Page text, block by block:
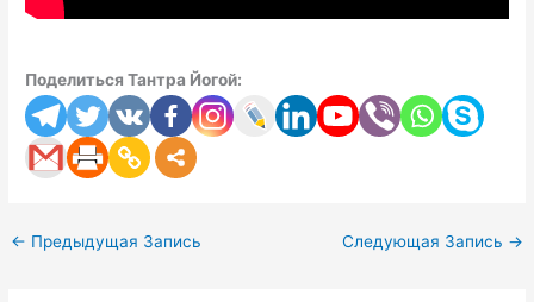
Поделиться Тантра Йогой:
← Предыдущая Запись Следующая Запись →